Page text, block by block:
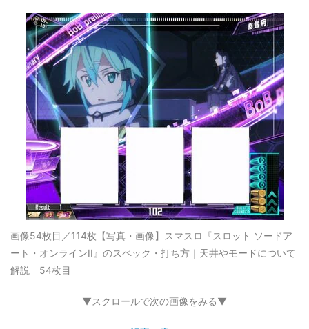
画像54枚目／114枚 【写真・画像】スマスロ『スロット ソードア
ート・オンラインII』のスペック・打ち方｜天井やモードについて
解説 54枚目
▼スクロールで次の画像をみる▼